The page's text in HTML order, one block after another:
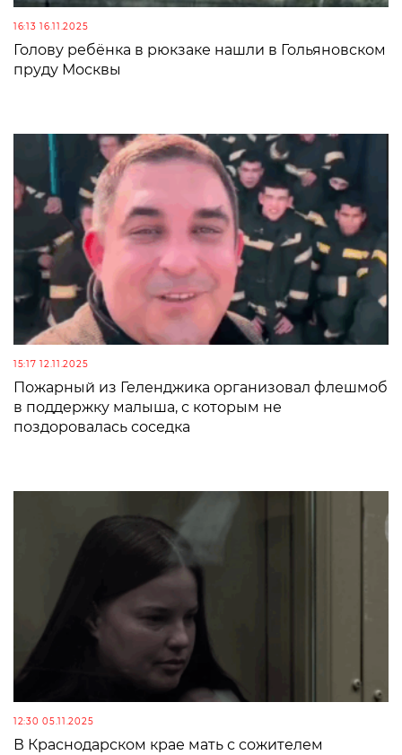
16:13 16.11.2025
Голову ребёнка в рюкзаке нашли в Гольяновском
пруду Москвы
15:17 12.11.2025
Пожарный из Геленджика организовал флешмоб
в поддержку малыша, с которым не
поздоровалась соседка
12:30 05.11.2025
В Краснодарском крае мать с сожителем